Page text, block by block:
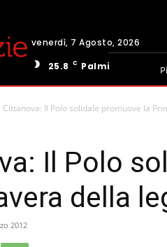
venerdì, 7 Agosto, 2026
25.8
C Palmi
Cittanova: Il Polo solidale promuove la
Il Polo
della
2012